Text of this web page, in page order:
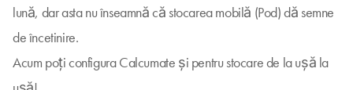
lună, dar asta nu înseamnă că stocarea mobilă (Pod) dă semne
de încetinire.
Acum poți configura Calcumate și pentru stocare de la ușă la